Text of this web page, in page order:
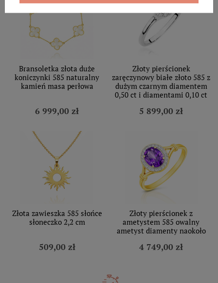
Bransoletka złota duże
koniczynki 585 naturalny
kamień masa perłowa
6 999,00 zł
Złoty pierścionek
zaręczynowy białe złoto 585 z
dużym czarnym diamentem
0,50 ct i diamentami 0,10 ct
5 899,00 zł
Złota zawieszka 585 słońce
słoneczko 2,2 cm
509,00 zł
Złoty pierścionek z
ametystem 585 owalny
ametyst diamenty naokoło
4 749,00 zł